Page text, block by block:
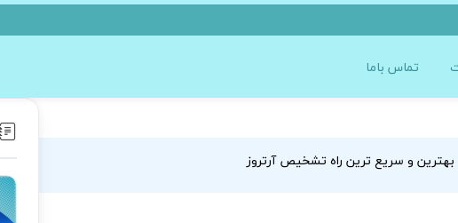
تماس باما
بهترین و سریع ترین راه تشخیص آرتروز